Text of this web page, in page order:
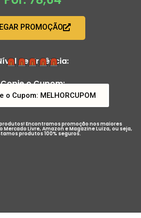
PROMOÇÃO
de Urgência:
Copie o Cupom:
o Cupom: MELHORCUPOM
Encontramos promoção nos maiores
Livre, Amazon e Magazine Luiza, ou seja,
produtos 100% seguros.